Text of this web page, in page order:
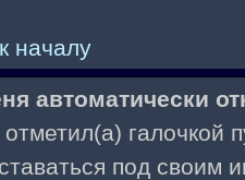
началу
автоматически
галочкой
под своим